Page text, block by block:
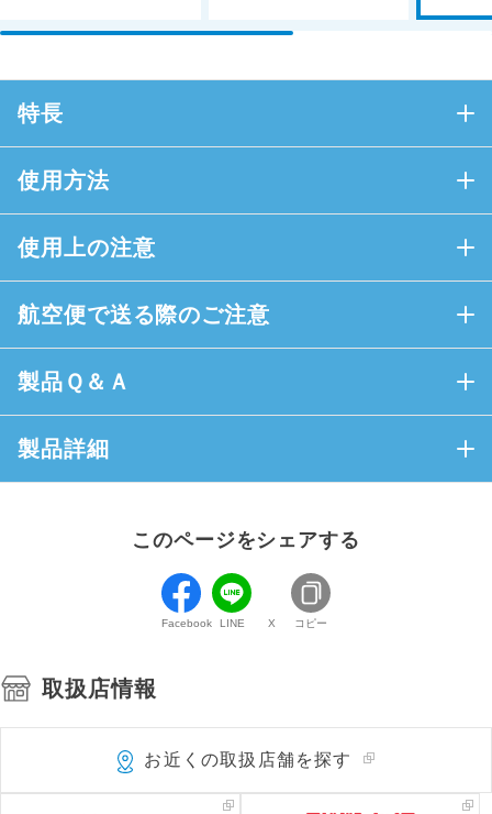
特長
使用方法
使用上の注意
航空便で送る際のご注意
製品Ｑ＆Ａ
製品詳細
このページをシェアする
Facebook LINE X コピー
取扱店情報
お近くの取扱店舗を探す